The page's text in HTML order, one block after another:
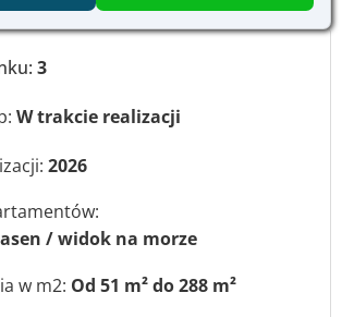
3
W trakcie realizacji
2026
/ widok na morze
w m2: Od 51 m² do 288 m²